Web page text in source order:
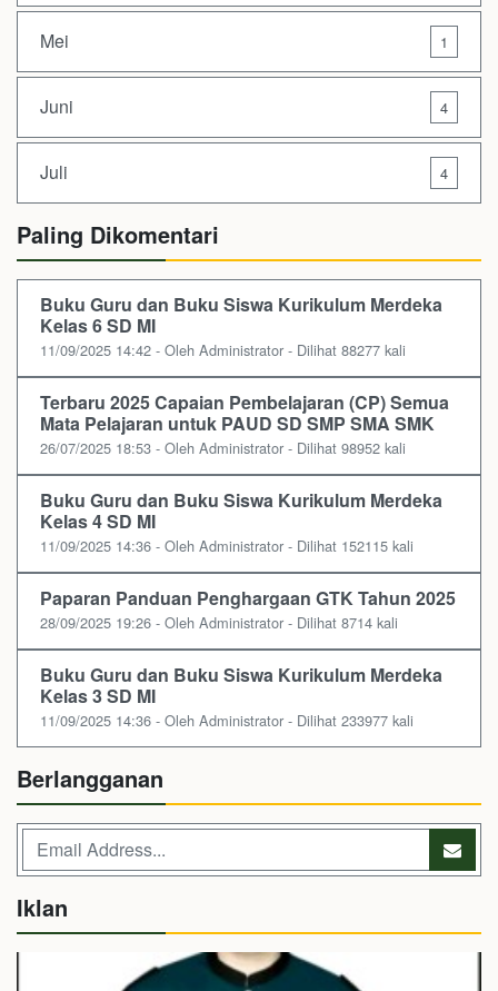
Mei 1
Juni 4
Juli 4
Paling Dikomentari
Buku Guru dan Buku Siswa Kurikulum Merdeka
Kelas 6 SD MI
11/09/2025 14:42 - Oleh Administrator - Dilihat 88277 kali
Terbaru 2025 Capaian Pembelajaran (CP) Semua
Mata Pelajaran untuk PAUD SD SMP SMA SMK
26/07/2025 18:53 - Oleh Administrator - Dilihat 98952 kali
Buku Guru dan Buku Siswa Kurikulum Merdeka
Kelas 4 SD MI
11/09/2025 14:36 - Oleh Administrator - Dilihat 152115 kali
Paparan Panduan Penghargaan GTK Tahun 2025
28/09/2025 19:26 - Oleh Administrator - Dilihat 8714 kali
Buku Guru dan Buku Siswa Kurikulum Merdeka
Kelas 3 SD MI
11/09/2025 14:36 - Oleh Administrator - Dilihat 233977 kali
Berlangganan
Iklan